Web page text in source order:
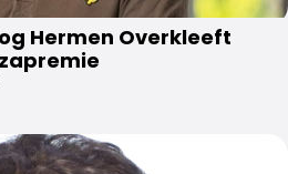
Hermen Overkleeft